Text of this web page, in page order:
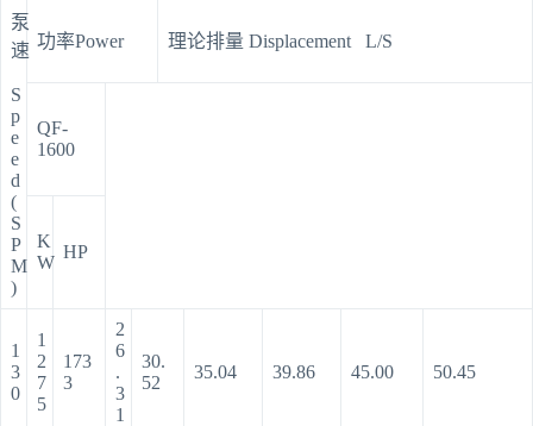
泵
速
S
p
e
e
d
(
S
P
M
)
功率Power 理论排量 Displacement L/S
QF-
1600
K
W
HP
1
3
0
1
2
7
5
173
3
2
6
.
3
1
30.
52
35.04 39.86 45.00 50.45